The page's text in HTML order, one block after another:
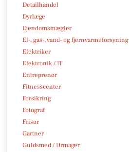
Detailhandel
Dyrlæge
Ejendomsmægler
El-, gas-, vand- og fjernvarmeforsyning
Elektriker
Elektronik / IT
Entreprenør
Fitnesscenter
Forsikring
Fotograf
Frisør
Gartner
Guldsmed / Urmager